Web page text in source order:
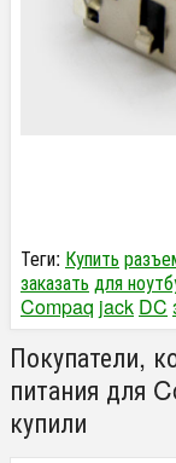
Теги: Купить
заказать для
Compaq jack DC
Покупатели,
питания для
купили